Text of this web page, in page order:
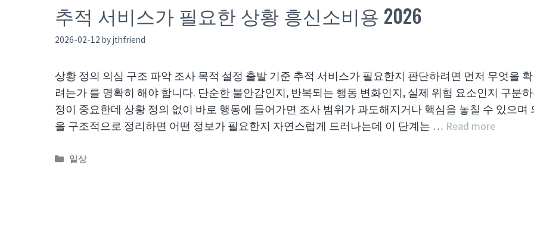
추적 서비스가 필요한 상황 흥신소비용 2026
2026-02-12 byjthfriend
상황 정의 의심 구조 파악 조사 목적 설정 출발 기준 추적 서비스가 필요한지 판단하려면 먼저 무엇을
려는가 를 명확히 해야 합니다. 단순한 불안감인지, 반복되는 행동 변화인지, 실제 위험 요소인지 구분
정이 중요한데 상황 정의 없이 바로 행동에 들어가면 조사 범위가 과도해지거나 핵심을 놓칠 수 있으며
을 구조적으로 정리하면 어떤 정보가 필요한지 자연스럽게 드러나는데 이 단계는 … Read more
Categories
일상